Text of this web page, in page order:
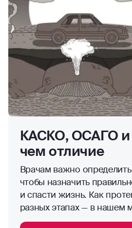
КАСКО, ОСАГО
чем отличие
Врачам важно
чтобы назначить
и спасти жизнь. Как
разных этапах — в нашем